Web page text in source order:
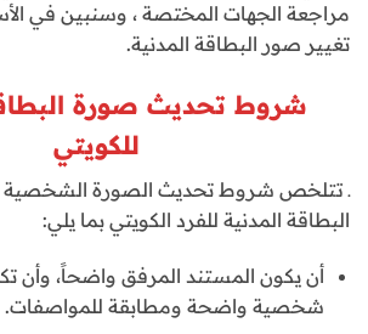
مراجعة الجهات المختصة ، وسنبين في
تغيير صور البطاقة المدنية.
شروط تحديث صورة
للكويتي
ـ تتلخص شروط تحديث الصورة الشخصية
البطاقة المدنية للفرد الكويتي بما يلي:
أن يكون المستند المرفق واضحاً، وأن
شخصية واضحة ومطابقة للمواصفات.